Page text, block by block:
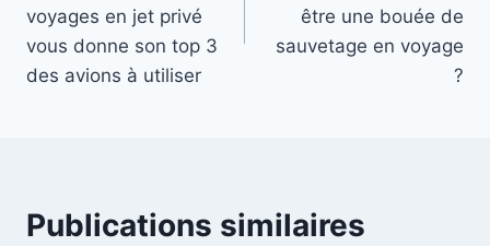
l’article
voyages en jet privé
vous donne son top 3
des avions à utiliser
être une bouée de
sauvetage en voyage
?
Publications similaires